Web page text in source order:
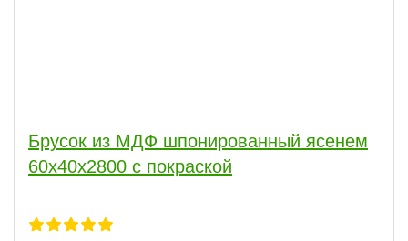
Брусок из МДФ шпонированный ясенем
60х40х2800 с покраской